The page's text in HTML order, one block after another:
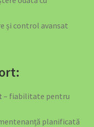
și control avansat
– fiabilitate pentru
planificată